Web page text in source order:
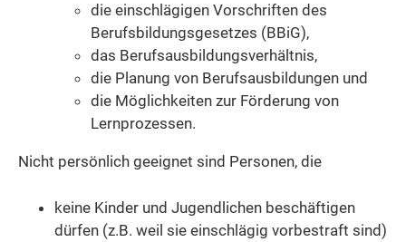
die einschlägigen Vorschriften des
Berufsbildungsgesetzes (BBiG),
das Berufsausbildungsverhältnis,
die Planung von Berufsausbildungen und
die Möglichkeiten zur Förderung von
Lernprozessen.
Nicht persönlich geeignet sind Personen, die
keine Kinder und Jugendlichen beschäftigen
dürfen (z.B. weil sie einschlägig vorbestraft sind)